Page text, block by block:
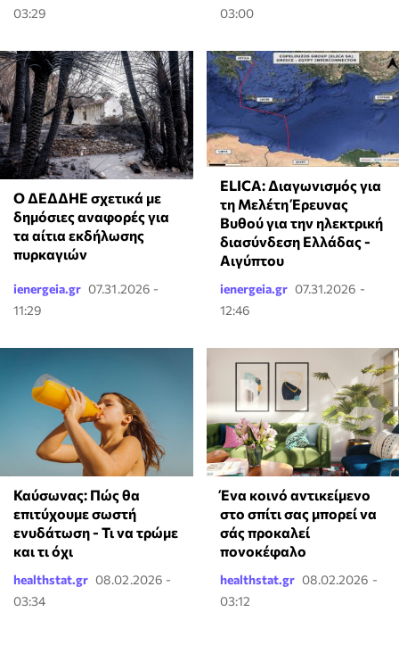
03:29
03:00
Ο ΔΕΔΔΗΕ σχετικά με
δημόσιες αναφορές για
τα αίτια εκδήλωσης
πυρκαγιών
ienergeia.gr 07.31.2026 -
11:29
ELICA: Διαγωνισμός για
τη Μελέτη Έρευνας
Βυθού για την ηλεκτρική
διασύνδεση Ελλάδας -
Αιγύπτου
ienergeia.gr 07.31.2026 -
12:46
Καύσωνας: Πώς θα
επιτύχουμε σωστή
ενυδάτωση - Τι να τρώμε
και τι όχι
healthstat.gr 08.02.2026 -
03:34
Ένα κοινό αντικείμενο
στο σπίτι σας μπορεί να
σάς προκαλεί
πονοκέφαλο
healthstat.gr 08.02.2026 -
03:12